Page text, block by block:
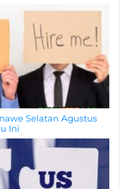
Selatan Agustus
Ini